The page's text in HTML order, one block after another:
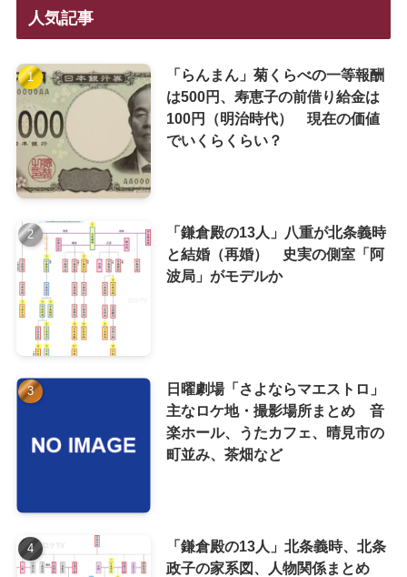
人気記事
「らんまん」菊くらべの一等報酬
は500円、寿恵子の前借り給金は
100円（明治時代） 現在の価値
でいくらくらい？
「鎌倉殿の13人」八重が北条義時
と結婚（再婚） 史実の側室「阿
波局」がモデルか
日曜劇場「さよならマエストロ」
主なロケ地・撮影場所まとめ 音
楽ホール、うたカフェ、晴見市の
町並み、茶畑など
「鎌倉殿の13人」北条義時、北条
政子の家系図、人物関係まとめ